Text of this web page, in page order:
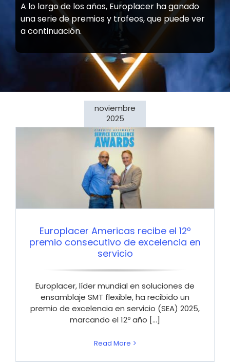
A lo largo de los años, Europlacer ha ganado
una serie de premios y trofeos, que puede ver
a continuación.
noviembre
2025
Europlacer Americas recibe el 12º
premio consecutivo de excelencia en
servicio
Europlacer, líder mundial en soluciones de
ensamblaje SMT flexible, ha recibido un
premio de excelencia en servicio (SEA) 2025,
marcando el 12º año [...]
Read More